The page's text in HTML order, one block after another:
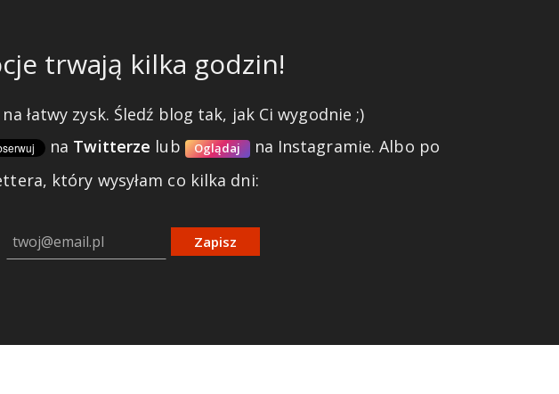
trwają kilka godzin!
łatwy zysk. Śledź blog tak, jak Ci wygodnie ;)
na Twitterze lub Oglądaj na Instagramie.Albo po
który wysyłam co kilka dni:
Zapisz